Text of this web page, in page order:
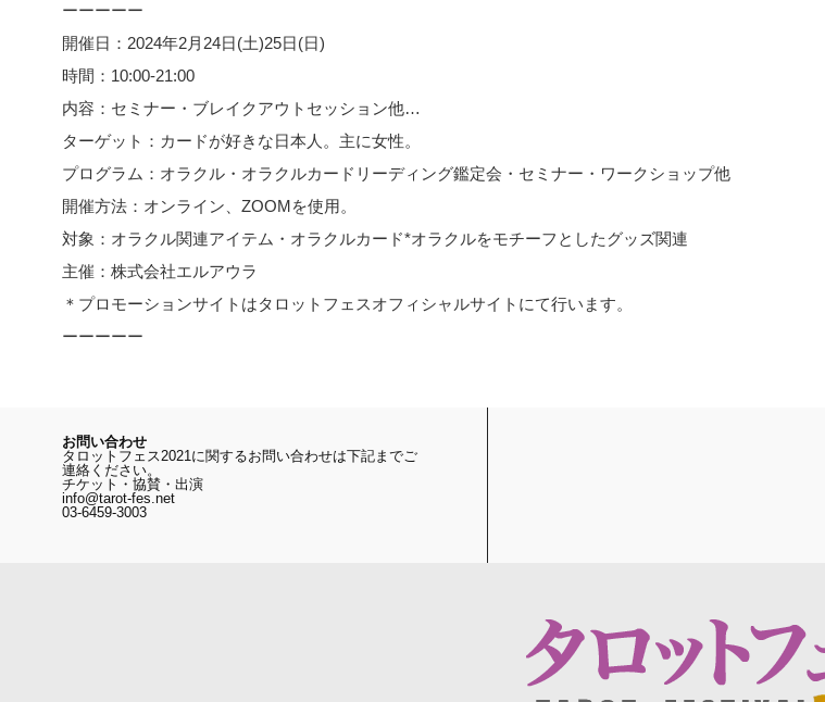
ーーーーー
開催日：2024年2月24日(土)25日(日)
時間：10:00-21:00
内容：セミナー・ブレイクアウトセッション他…
ターゲット：カードが好きな日本人。主に女性。
プログラム：オラクル・オラクルカードリーディング鑑定会・セミナー・ワークショップ他
開催方法：オンライン、ZOOMを使用。
対象：オラクル関連アイテム・オラクルカード*オラクルをモチーフとしたグッズ関連
主催：株式会社エルアウラ
＊プロモーションサイトはタロットフェスオフィシャルサイトにて行います。
ーーーーー
お問い合わせ
タロットフェス2021に関するお問い合わせは下記までご
連絡ください。
チケット・協賛・出演
info@tarot-fes.net
03-6459-3003